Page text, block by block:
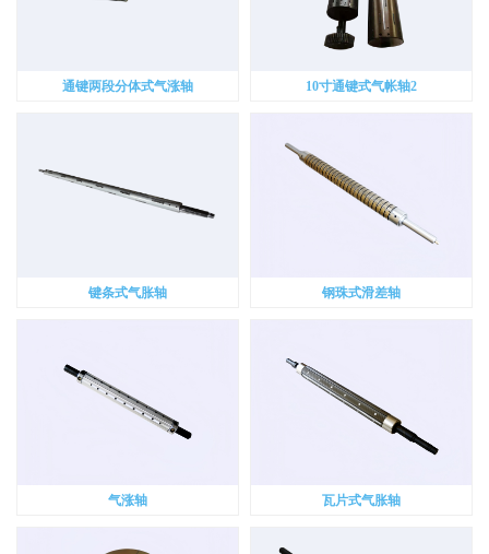
通键两段分体式气涨轴 10寸通键式气帐轴2
键条式气胀轴 钢珠式滑差轴
气涨轴 瓦片式气胀轴